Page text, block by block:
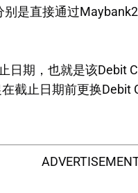
是直接通过
日期，也就是该Debit
截止日期前更换Debit